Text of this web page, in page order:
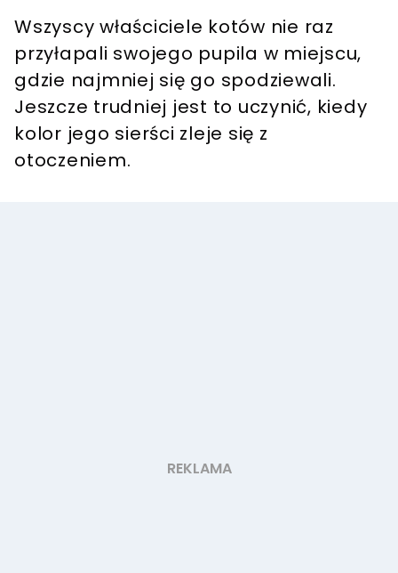
Wszyscy właściciele kotów nie raz
przyłapali swojego pupila w miejscu,
gdzie najmniej się go spodziewali.
Jeszcze trudniej jest to uczynić, kiedy
kolor jego sierści zleje się z
otoczeniem.